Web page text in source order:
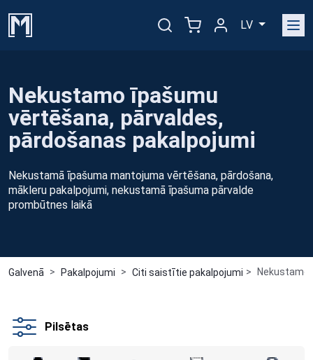
LV
Nekustamo īpašumu
vērtēšana, pārvaldes,
pārdošanas pakalpojumi
Nekustamā īpašuma mantojuma vērtēšana, pārdošana,
mākleru pakalpojumi, nekustamā īpašuma pārvalde
prombūtnes laikā
Galvenā Pakalpojumi Citi saistītie pakalpojumi Nekustamo
Pilsētas